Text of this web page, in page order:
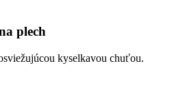
plech
kyselkavou chuťou.